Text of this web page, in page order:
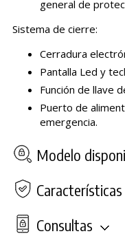
general de
Sistema de cierre:
Cerradura
Pantalla Led y
Función de llave
Puerto de
emergencia.
Modelo
Consultas